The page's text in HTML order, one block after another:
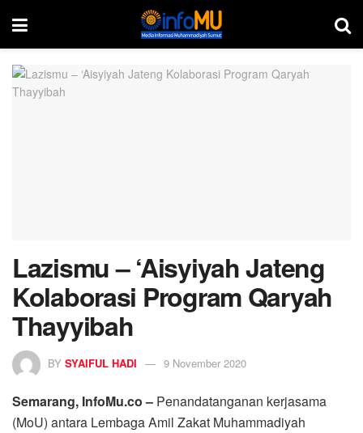
Lazismu – ‘Aisyiyah Jateng
Kolaborasi Program Qaryah
Thayyibah
BY SYAIFUL HADI 9 November 2020
Semarang, InfoMu.co – Penandatanganan kerjasama
(MoU) antara Lembaga Amil Zakat Muhammadiyah